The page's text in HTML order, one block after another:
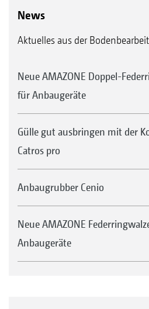
News
Aktuelles aus der
Neue AMAZONE Doppel-
für Anbaugeräte
Gülle gut ausbringen mit der
Catros pro
Anbaugrubber Cenio
Neue AMAZONE
Anbaugeräte